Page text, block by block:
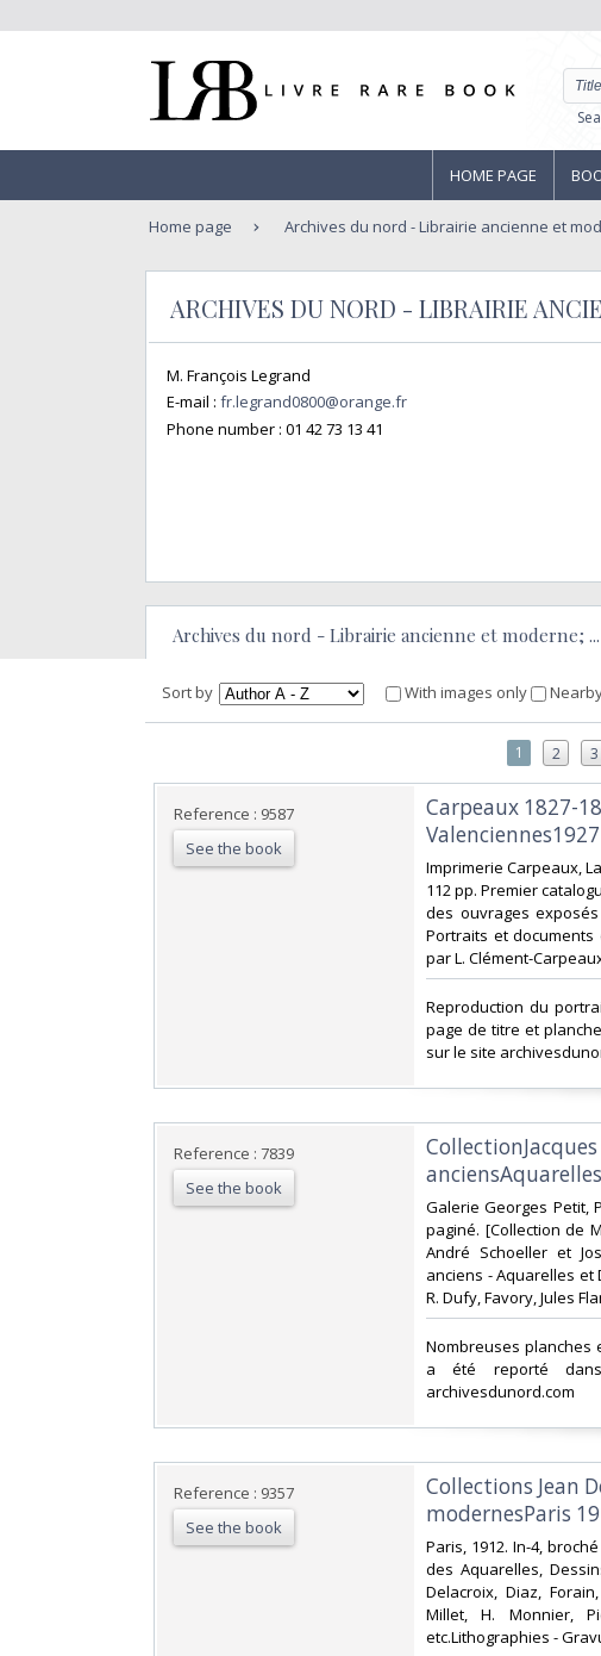
HOME PAGE
Home page Archives du nord - Librairie ancienne et
ARCHIVES DU NORD - LIBRAIRIE
M. François Legrand
E-mail : fr.legrand0800@orange.fr
Phone number : 01 42 73 13 41
Archives du nord - Librairie ancienne et moderne; ...
Sort by With images only
1 2 3
Reference : 9587
See the book
‎Carpeaux 1827-
Valenciennes1927‎
‎Imprimerie Carpeaux,
112 pp. Premier
des ouvrages
Portraits et documents
par L. Clément-
‎Reproduction du
page de titre et
sur le site
Reference : 7839
See the book
‎Galerie Georges Petit,
paginé. [Collection de
André Schoeller et
anciens - Aquarelles et
R. Dufy, Favory, Jules
‎Nombreuses planches
a été reporté
archivesdunord.com‎
Reference : 9357
See the book
‎Collections Jean
modernesParis
‎Paris, 1912. In-4,
des Aquarelles,
Delacroix, Diaz,
Millet, H. Monnier,
etc.Lithographies -